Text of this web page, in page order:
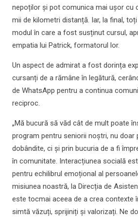
nepoților și pot comunica mai ușor cu
mii de kilometri distanță. Iar, la final,
modul în care a fost susținut cursul,
empatia lui Patrick, formatorul lor.
Un aspect de admirat a fost dorința
cursanți de a rămâne în legătură,
de WhatsApp pentru a continua
reciproc.
„Mă bucură să văd cât de mult poate
program pentru seniorii noștri, nu doar
dobândite, ci și prin bucuria de a fi
în comunitate. Interacțiunea socială
pentru echilibrul emoțional al
misiunea noastră, la Direcția de
este tocmai aceea de a crea contexte
simtă văzuți, sprijiniți și valorizați. Ne